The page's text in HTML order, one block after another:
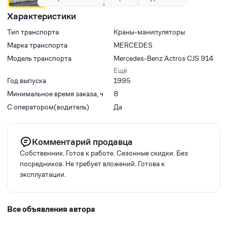
Характеристики
Тип транспорта
Краны-манипуляторы
Марка транспорта
MERCEDES
Модель транспорта
Mercedes-Benz Actros CJS 914
Super
Ещё
Год выпуска
1995
Минимальное время заказа, ч
8
С оператором(водитель)
Да
Комментарий продавца
Собственник. Готов к работе. Сезонные скидки. Без
посредников. Не требует вложений. Готова к
эксплуатации.
Все объявления автора